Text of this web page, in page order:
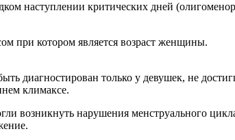
наступлении критических дней
при котором является возраст женщины.
только у девушек, не
климаксе.
возникнуть нарушения менструального